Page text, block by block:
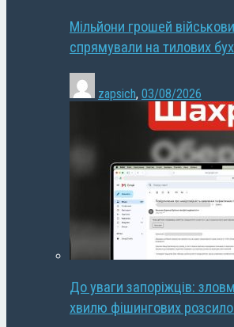
Мільйони грошей
спрямували на тилових
zapsich, 03/08/2026
До уваги запоріжців:
хвилю фішингових